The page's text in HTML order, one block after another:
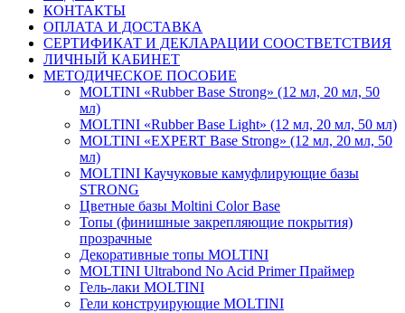
КОНТАКТЫ
ОПЛАТА И ДОСТАВКА
СЕРТИФИКАТ И ДЕКЛАРАЦИИ СООСТВЕТСТВИЯ
ЛИЧНЫЙ КАБИНЕТ
МЕТОДИЧЕСКОЕ ПОСОБИЕ
MOLTINI «Rubber Base Strong» (12 мл, 20 мл, 50
мл)
MOLTINI «Rubber Base Light» (12 мл, 20 мл, 50 мл)
MOLTINI «EXPERT Base Strong» (12 мл, 20 мл, 50
мл)
MOLTINI Каучуковые камуфлирующие базы
STRONG
Цветные базы Moltini Color Base
Топы (финишные закрепляющие покрытия)
прозрачные
Декоративные топы MOLTINI
MOLTINI Ultrabond No Acid Primer Праймер
Гель-лаки MOLTINI
Гели конструирующие MOLTINI